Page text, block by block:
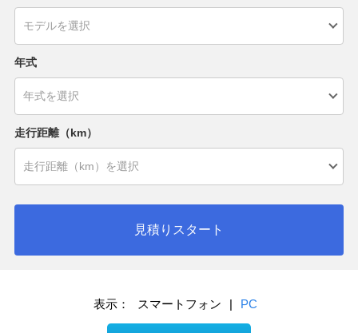
年式
走行距離（km）
見積りスタート
表示： スマートフォン | PC